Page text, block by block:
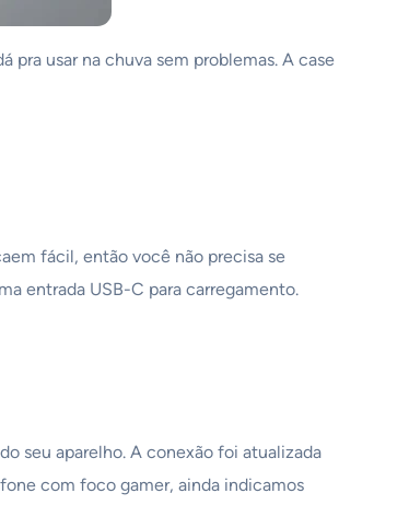
pra usar na chuva sem problemas. A case
fácil, então você não precisa se
entrada USB-C para carregamento.
seu aparelho. A conexão foi atualizada
com foco gamer, ainda indicamos